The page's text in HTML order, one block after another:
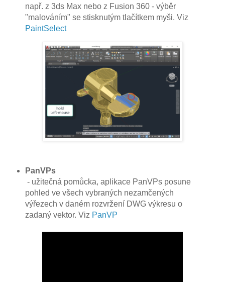
např. z 3ds Max nebo z Fusion 360 - výběr
"malováním" se stisknutým tlačítkem myši. Viz
PaintSelect
PanVPs
- užitečná pomůcka, aplikace PanVPs posune
pohled ve všech vybraných nezamčených
výřezech v daném rozvržení DWG výkresu o
zadaný vektor. Viz PanVP